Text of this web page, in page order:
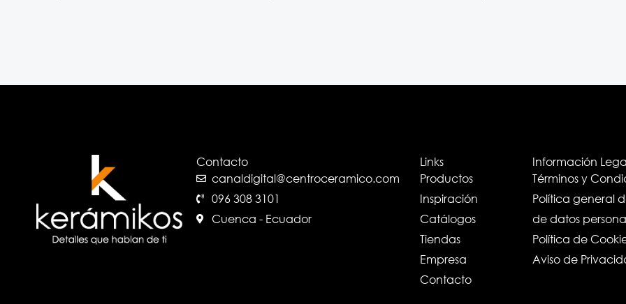
Contacto
canaldigital@centroceramico.com
096 308 3101
Cuenca - Ecuador
Links
Productos
Inspiración
Catálogos
Tiendas
Empresa
Contacto
Información
Términos y
Política general
de datos
Política de
Aviso de